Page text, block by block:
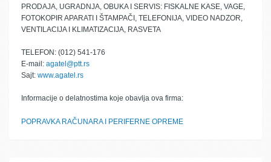
PRODAJA, UGRADNJA, OBUKA I SERVIS: FISKALNE KASE, VAGE,
FOTOKOPIR APARATI I ŠTAMPAČI, TELEFONIJA, VIDEO NADZOR,
VENTILACIJA I KLIMATIZACIJA, RASVETA
TELEFON: (012) 541-176
E-mail: agatel@ptt.rs
Sajt: www.agatel.rs
Informacije o delatnostima koje obavlja ova firma:
POPRAVKA RAČUNARA I PERIFERNE OPREME